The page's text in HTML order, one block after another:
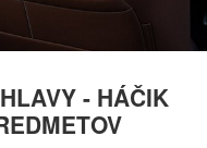
- HÁČIK